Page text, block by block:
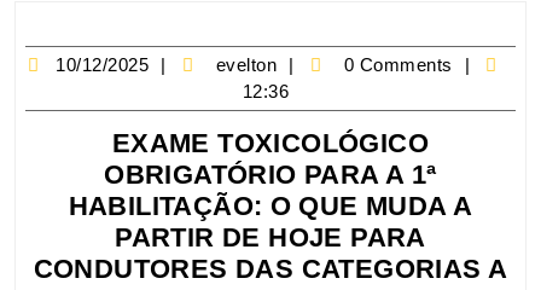
10/12/2025 evelton
0 Comments
12:36
EXAME TOXICOLÓGICO
OBRIGATÓRIO PARA A 1ª
HABILITAÇÃO: O QUE MUDA A
PARTIR DE HOJE PARA
CONDUTORES DAS CATEGORIAS A